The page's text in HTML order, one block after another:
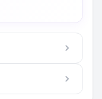
chevron_right
chevron_right